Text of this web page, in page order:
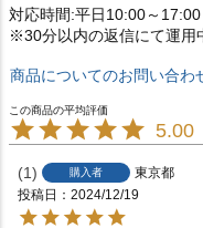
対応時間:平日10:00～17:00
※30分以内の返信にて運用
商品についてのお問い合わ
5.00
1 購入者
東京都
投稿日
2024/12/19